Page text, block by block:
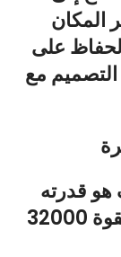
المكان
على
مع
هو قدرته
على تبريد الهواء بسرعة وفعالية بقوة 32000